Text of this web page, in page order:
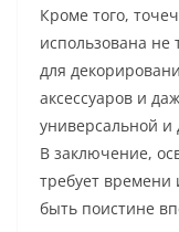
Кроме того,
использована не
для
аксессуаров и
универсальной и
В заключение,
требует времени
быть поистине